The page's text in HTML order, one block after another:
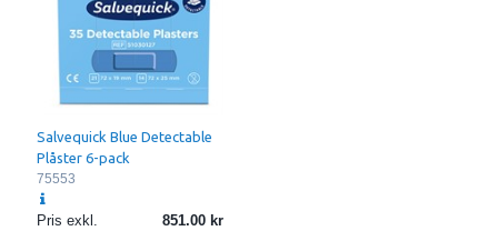
Salvequick Blue Detectable
Plåster 6-pack
75553
Pris exkl.
851.00